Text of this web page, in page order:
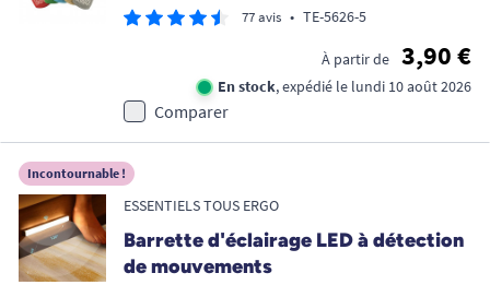
77 avis • TE-5626-5
À partir de 3,90 €
En stock, expédié le lundi 10 août 2026
Comparer
Incontournable !
ESSENTIELS TOUS ERGO
Barrette d'éclairage LED à détection
de mouvements